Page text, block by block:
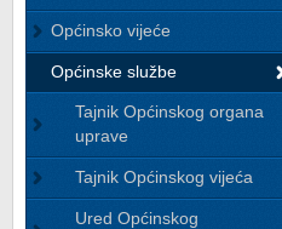
Općinsko vijeće
Općinske službe
Tajnik Općinskog organa
uprave
Tajnik Općinskog vijeća
Ured Općinskog